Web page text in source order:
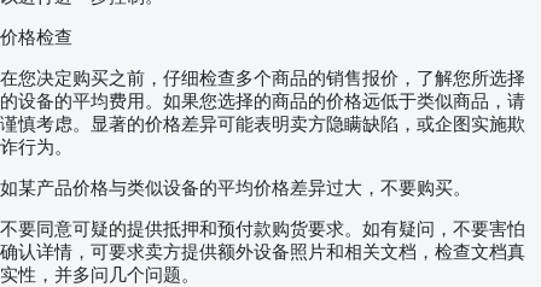
价格检查
在您决定购买之前，仔细检查多个商品的销售报价，了解您所选择
的设备的平均费用。如果您选择的商品的价格远低于类似商品，请
谨慎考虑。显著的价格差异可能表明卖方隐瞒缺陷，或企图实施欺
诈行为。
如某产品价格与类似设备的平均价格差异过大，不要购买。
不要同意可疑的提供抵押和预付款购货要求。如有疑问，不要害怕
确认详情，可要求卖方提供额外设备照片和相关文档，检查文档真
实性，并多问几个问题。